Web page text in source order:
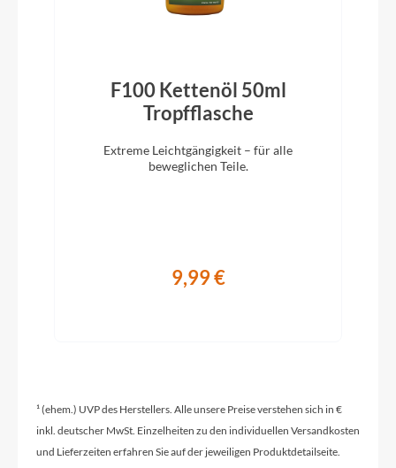
2024
Sattelklemme
KTM Line JD-SC99 34,9mm
F100 Kettenöl 50ml
Tropfflasche
Extreme Leichtgängigkeit – für alle
beweglichen Teile.
9,99 €
¹ (ehem.) UVP des Herstellers. Alle unsere Preise verstehen sich in €
inkl. deutscher MwSt. Einzelheiten zu den individuellen Versandkosten
und Lieferzeiten erfahren Sie auf der jeweiligen Produktdetailseite.